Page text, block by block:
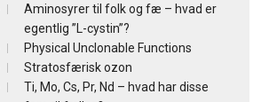
Aminosyrer til folk og fæ – hvad er
egentlig ”L-cystin”?
Physical Unclonable Functions
Stratosfærisk ozon
Ti, Mo, Cs, Pr, Nd – hvad har disse